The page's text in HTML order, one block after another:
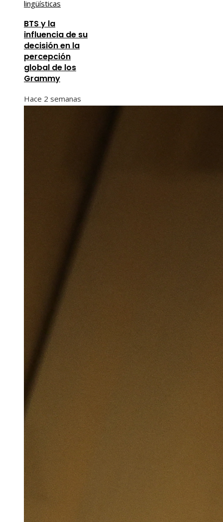
BTS y la
influencia de su
decisión en la
percepción
global de los
Grammy
Hace 2 semanas